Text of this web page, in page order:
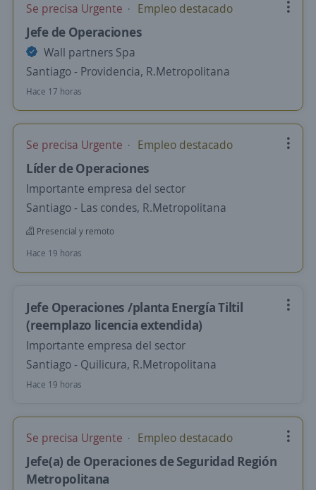
Se precisa Urgente Empleo destacado
Jefe de Operaciones
Wall partners Spa
Santiago - Providencia, R.Metropolitana
Hace 17 horas
Se precisa Urgente Empleo destacado
Líder de Operaciones
Importante empresa del sector
Santiago - Las condes, R.Metropolitana
Presencial y remoto
Hace 19 horas
Jefe Operaciones /planta Energía Tiltil
(reemplazo licencia extendida)
Importante empresa del sector
Santiago - Quilicura, R.Metropolitana
Hace 19 horas
Se precisa Urgente Empleo destacado
Jefe(a) de Operaciones de Seguridad Región
Metropolitana